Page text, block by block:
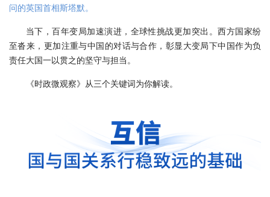
问的英国首相斯塔默。
当下，百年变局加速演进，全球性挑战更加突出。西方国家纷
至沓来，更加注重与中国的对话与合作，彰显大变局下中国作为负
责任大国一以贯之的坚守与担当。
《时政微观察》从三个关键词为你解读。